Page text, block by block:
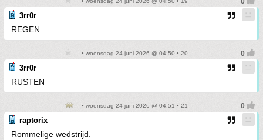
3rr0r
REGEN
• woensdag 24 juni 2026 @ 04:50 • 20
3rr0r
RUSTEN
• woensdag 24 juni 2026 @ 04:51 • 21
raptorix
Rommelige wedstrijd.